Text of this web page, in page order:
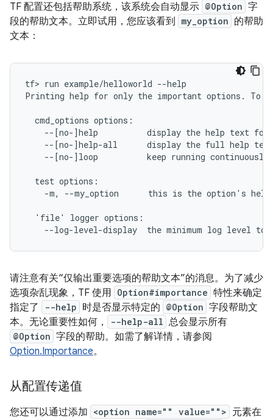
TF 配置还包括帮助系统，该系统会自动显示 @Option 字
段的帮助文本。立即试用，您应该看到
my_option 的帮助
文本：
tf> run example/helloworld --help
Printing help for only the important options.
  cmd_options options:
--[no-]help          display the help text
--[no-]help-all      display the full help
--[no-]loop          keep running
  test options:
-m, --my_option      this is the option's
  'file' logger options:
请注意有关“仅输出重要选项的帮助文本”的消息。为了减少
选项杂乱现象，TF 使用 Option#importance 特性来确定
指定了
--help 时是否显示特定的 @Option 字段帮助文
本。无论重要性如何，
--help-all 总会显示所有
@Option 字段的帮助。如需了解详情，请参阅
Option.Importance。
从配置传递值
您还可以通过添加 <option name="" value=""> 元素在